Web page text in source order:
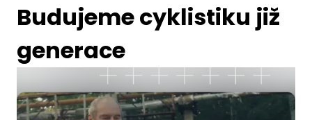
Budujeme cyklistiku již
generace